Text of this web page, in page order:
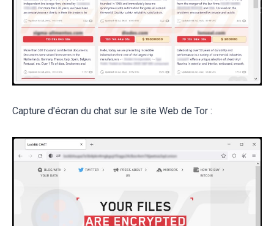
Capture d'écran du chat sur le site Web de Tor :